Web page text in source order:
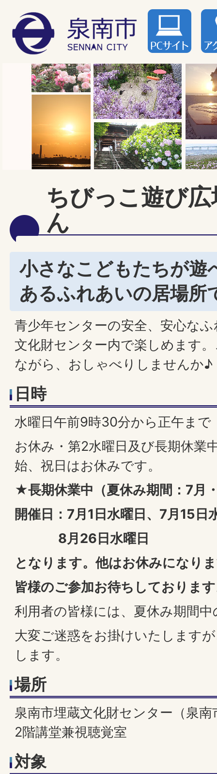
ちびっこ遊び
ん
小さなこどもたちが遊
あるふれあいの居場所
青少年センターの安全、安心な
文化財センター内で楽しめます
ながら、おしゃべりしませんか♪
日時
水曜日午前9時30分から正午まで
お休み・第2水曜日及び長期休業
始、祝日はお休みです。
★長期休業中（夏休み期間：7月
開催日：7月1日水曜日、7月15日
8月26日水曜日
となります。他はお休みになり
皆様のご参加お待ちしておりま
利用者の皆様には、夏休み期間
大変ご迷惑をお掛けいたします
します。
場所
泉南市埋蔵文化財センター（泉
2階講堂兼視聴覚室
対象